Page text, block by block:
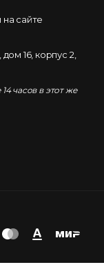
на сайте
16, корпус 2,
часов в этот же